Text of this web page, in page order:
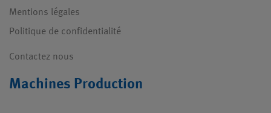
Mentions légales
Politique de confidentialité
Contactez nous
Machines Production